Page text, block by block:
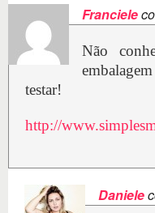
Franciele
Não
testar!
http://
Daniele